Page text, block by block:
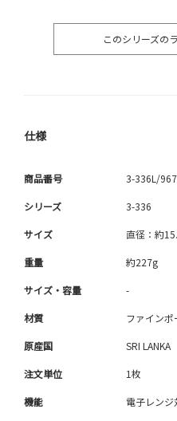
このシリーズの
仕様
商品番号 3-336L/
シリーズ 3-336
サイズ 直径：約
重量 約227g
サイズ・容量 -
材質 ファインポ
原産国 SRI LANKA
注文単位 1枚
機能 電子レン